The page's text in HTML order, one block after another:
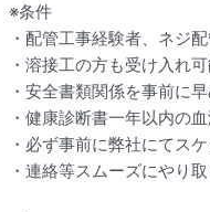
※条件
・配管工事経験者、ネジ
・溶接工の方も受け入れ
・安全書類関係を事前に
・健康診断書一年以内の
・必ず事前に弊社にてス
・連絡等スムーズにやり